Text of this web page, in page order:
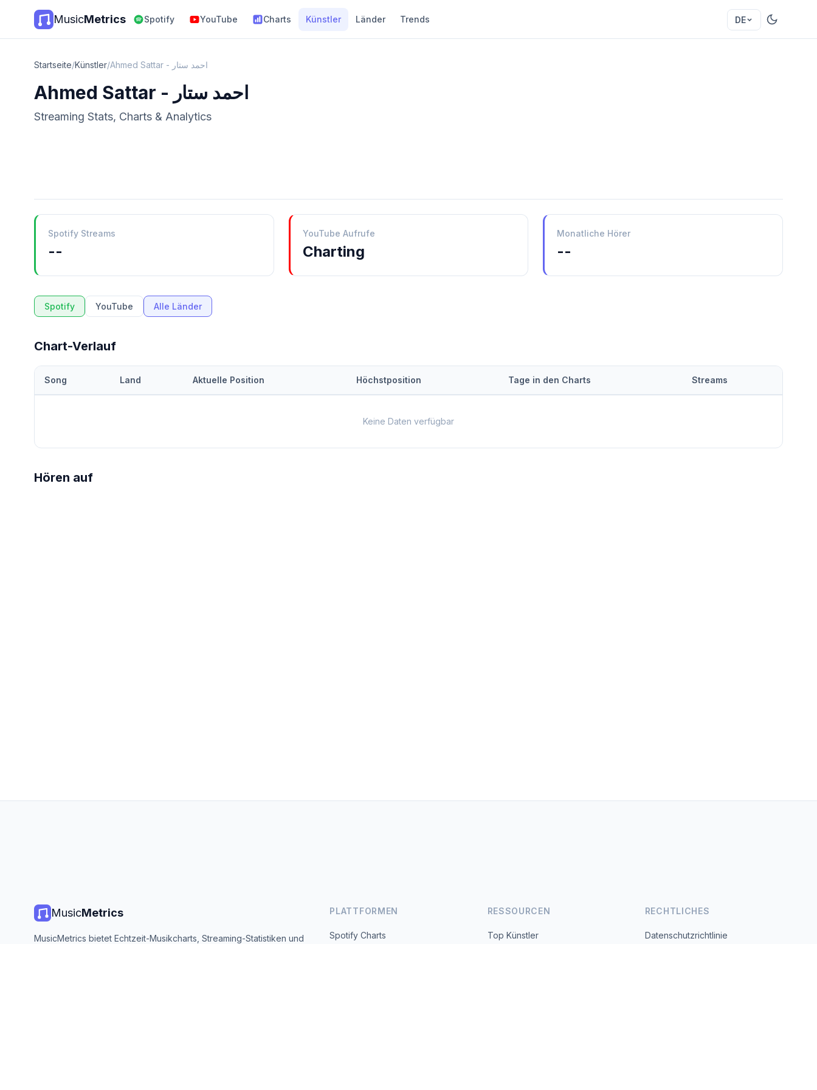
MusicMetrics Spotify YouTube Charts Künstler Länder Trends DE
Startseite/Künstler/ Ahmed Sattar - احمد ستار
Ahmed Sattar - احمد ستار
Streaming Stats, Charts & Analytics
Spotify Streams
--
YouTube Aufrufe
Charting
Monatliche Hörer
--
Spotify YouTube Alle Länder
Chart-Verlauf
Song Land Aktuelle Position Höchstposition Tage in den Charts Streams
Keine Daten verfügbar
Hören auf
MusicMetrics
MusicMetrics bietet Echtzeit-Musikcharts, Streaming-Statistiken und
PLATTFORMEN
Spotify Charts
RESSOURCEN
Top Künstler
RECHTLICHES
Datenschutzrichtlinie